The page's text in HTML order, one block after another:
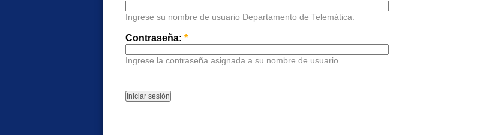
Ingrese su nombre de usuario Departamento de Telemática.
Contraseña: *
Ingrese la contraseña asignada a su nombre de usuario.